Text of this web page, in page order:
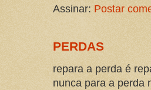
Assinar: Postar
PERDAS
repara a perda é
nunca para a perda